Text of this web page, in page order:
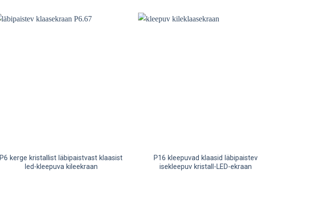
P6 kerge kristallist läbipaistvast klaasist
led-kleepuva kileekraan
P16 kleepuvad klaasid läbipaistev
isekleepuv kristall-LED-ekraan